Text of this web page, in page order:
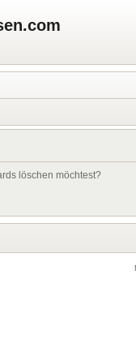
löschen möchtest?